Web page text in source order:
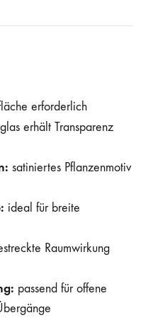
erforderlich
erhält Transparenz
satiniertes Pflanzenmotiv
ideal für breite
Raumwirkung
passend für offene